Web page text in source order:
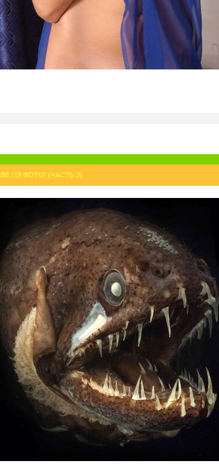
(19 ФОТО) (ЧАСТЬ 3)